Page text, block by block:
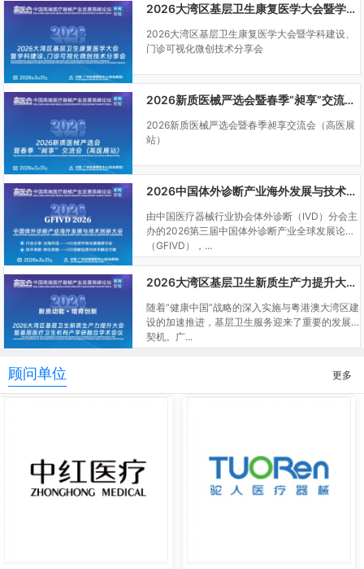
2026大湾区基层卫生康复医学大会暨学科建设、门诊可视化微创技术分享会
2026大湾区基层卫生康复医学大会暨学科建设、
门诊可视化微创技术分享会
2026新质医械严选会暨春季“昶享”交流会（高医展站）
2026新质医械严选会暨春季昶享交流会（高医展
站）
2026中国体外诊断产业海外发展与技术创新大会
由中国医疗器械行业协会体外诊断（IVD）分会主
办的2026第三届中国体外诊断产业全球发展论坛
（GFIVD），...
2026大湾区基层卫生新质生产力提升大会暨基层医疗卫生机构产学研融合学术会议
随着“健康中国”战略的深入实施与粤港澳大湾区建
设的加速推进，基层卫生服务迎来了重要的发展
契机。广...
顾问单位 更多